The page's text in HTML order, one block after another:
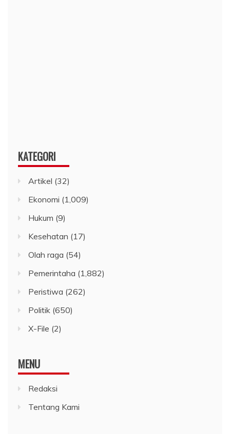
KATEGORI
Artikel (32)
Ekonomi (1,009)
Hukum (9)
Kesehatan (17)
Olah raga (54)
Pemerintaha (1,882)
Peristiwa (262)
Politik (650)
X-File (2)
MENU
Redaksi
Tentang Kami